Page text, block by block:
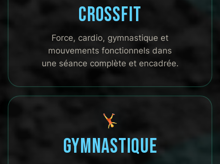
CrossFit
Force, cardio, gymnastique et
mouvements fonctionnels dans
une séance complète et encadrée.
Gymnastique